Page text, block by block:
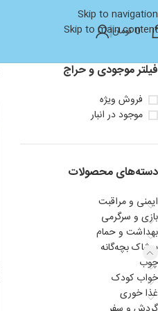
Skip to navigation
Skip to main content
0تومان
فیلتر موجودی و حراج
فروش ویژه
موجود در انبار
دسته‌های محصولات
ایمنی و مراقبت
بازی و سرگرمی
بهداشت و حمام
پوشاک بچه‌گانه
چوب
خواب کودک
غذا خوری